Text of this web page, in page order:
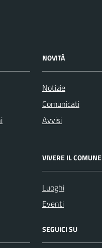
NOVITÀ
Notizie
Comunicati
Avvisi
VIVERE IL COMUNE
Luoghi
Eventi
SEGUICI SU